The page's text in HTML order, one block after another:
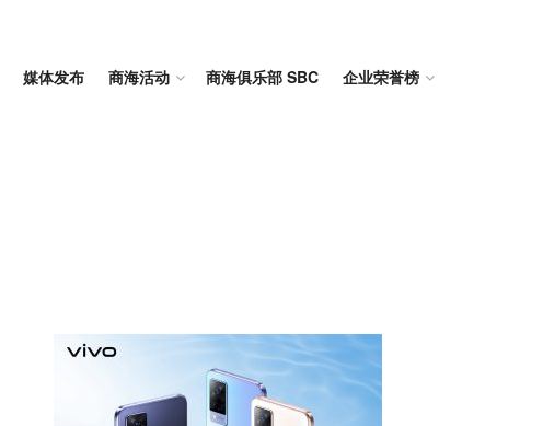
媒体发布 商海活动 商海俱乐部 SBC 企业荣誉榜